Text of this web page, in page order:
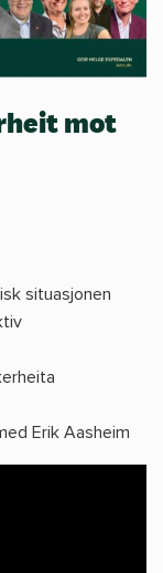
mot
situasjonen
Erik Aasheim